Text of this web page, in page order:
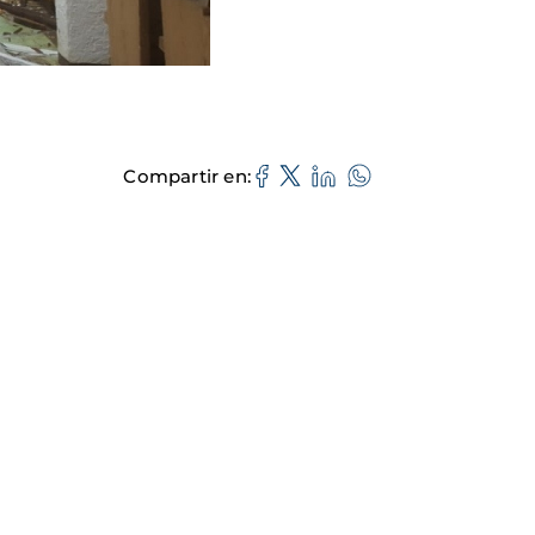
Compartir en